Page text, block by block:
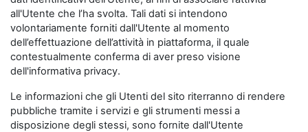
all'Utente che l’ha svolta. Tali dati si intendono
volontariamente forniti dall'Utente al momento
dell’effettuazione dell’attività in piattaforma, il quale
contestualmente conferma di aver preso visione
dell'informativa privacy.
Le informazioni che gli Utenti del sito riterranno di rendere
pubbliche tramite i servizi e gli strumenti messi a
disposizione degli stessi, sono fornite dall'Utente